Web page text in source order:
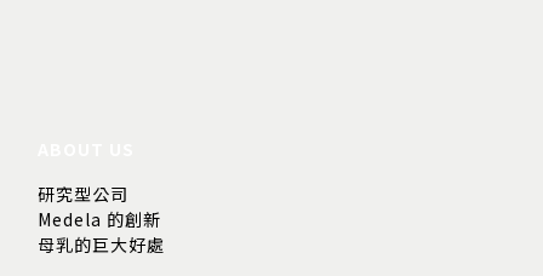
研究型公司
Medela 的創新
母乳的巨大好處